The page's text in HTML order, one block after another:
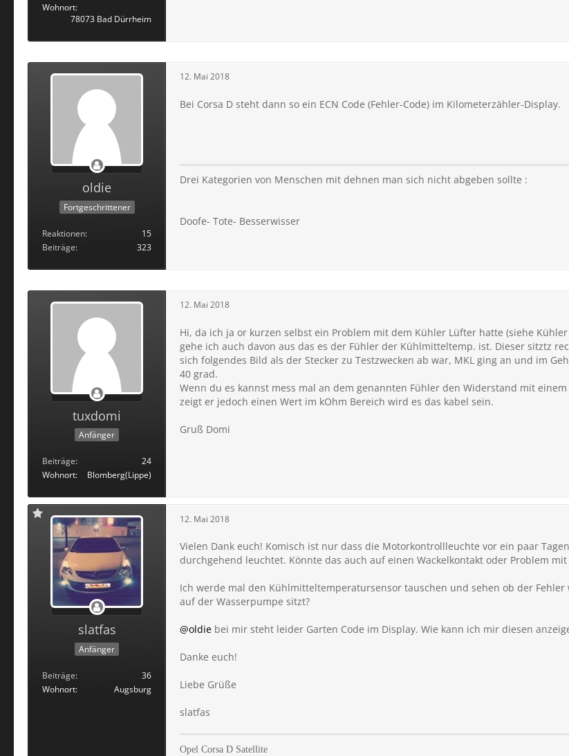
Wohnort
78073 Bad Dürrheim
oldie
Fortgeschrittener
Reaktionen
15
Beiträge
323
12. Mai 2018
Bei Corsa D steht dann so ein ECN Code (Fehler-Code) im Kilometerzähler-Display.
Drei Kategorien von Menschen mit dehnen man sich nicht abgeben sollte :
Doofe- Tote- Besserwisser
tuxdomi
Anfänger
Beiträge
24
Wohnort
Blomberg(Lippe)
12. Mai 2018
Hi, da ich ja or kurzen selbst ein Problem mit dem Kühler Lüfter hatte (siehe
gehe ich auch davon aus das es der Fühler der Kühlmitteltemp. ist. Dieser sitztz
sich folgendes Bild als der Stecker zu Testzwecken ab war, MKL ging an und im
40 grad.
Wenn du es kannst mess mal an dem genannten Fühler den Widerstand mit
zeigt er jedoch einen Wert im kOhm Bereich wird es das kabel sein.
Gruß Domi
slatfas
Anfänger
Beiträge
36
Wohnort
Augsburg
12. Mai 2018
Vielen Dank euch! Komisch ist nur dass die Motorkontrollleuchte vor ein paar
durchgehend leuchtet. Könnte das auch auf einen Wackelkontakt oder Problem
Ich werde mal den Kühlmitteltemperatursensor tauschen und sehen ob der
auf der Wasserpumpe sitzt?
@oldie bei mir steht leider Garten Code im Display. Wie kann ich mir diesen
Danke euch!
Liebe Grüße
slatfas
Opel Corsa D Satellite